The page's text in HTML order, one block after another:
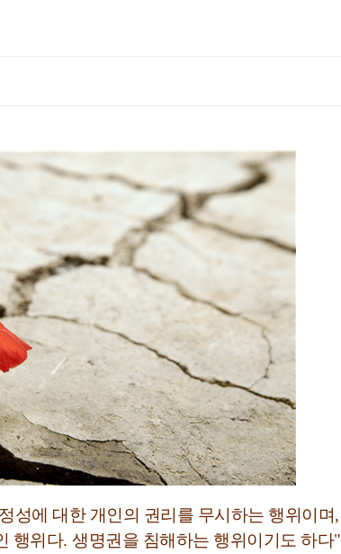
성에 대한 개인의 권리를 무시하는 행위이며,
행위다. 생명권을 침해하는 행위이기도 하다"